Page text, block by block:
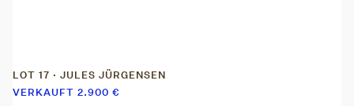
LOT 17 · JULES JÜRGENSEN
VERKAUFT 2.900 €